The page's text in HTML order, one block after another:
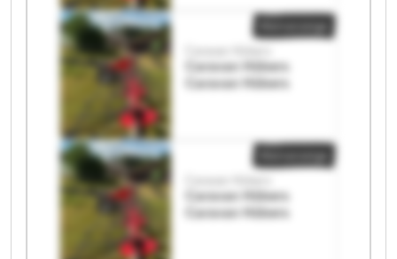
Caravan Hübers
Caravan Hübers
Caravan Hübers
Caravan Hübers